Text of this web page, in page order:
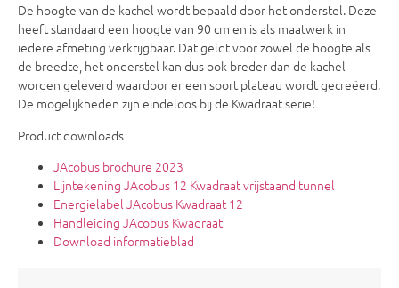
De hoogte van de kachel wordt bepaald door het onderstel. Deze
heeft standaard een hoogte van 90 cm en is als maatwerk in
iedere afmeting verkrijgbaar. Dat geldt voor zowel de hoogte als
de breedte, het onderstel kan dus ook breder dan de kachel
worden geleverd waardoor er een soort plateau wordt gecreëerd.
De mogelijkheden zijn eindeloos bij de Kwadraat serie!
Product downloads
JAcobus brochure 2023
Lijntekening JAcobus 12 Kwadraat vrijstaand tunnel
Energielabel JAcobus Kwadraat 12
Handleiding JAcobus Kwadraat
Download informatieblad